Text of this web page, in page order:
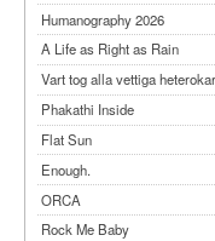
Humanography 2026
A Life as Right as Rain
Vart tog alla vettiga
Phakathi Inside
Flat Sun
Enough.
ORCA
Rock Me Baby